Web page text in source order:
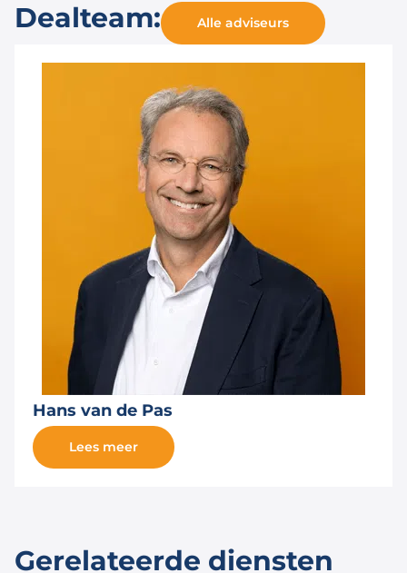
Dealteam: Alle adviseurs
Hans van de Pas
Lees meer
Gerelateerde diensten